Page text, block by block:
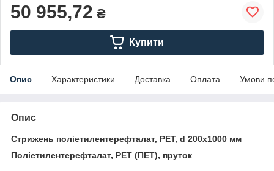
50 955,72 ₴
Купити
Опис Характеристики Доставка Оплата Умови
Опис
Стрижень поліетилентерефталат, PET, d 200х1000 мм
Поліетилентерефталат, PET (ПЕТ), пруток